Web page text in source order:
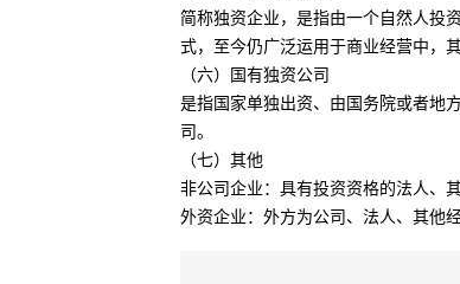
简称独资企业，是指由一个自然人投
式，至今仍广泛运用于商业经营中，
（六）国有独资公司
是指国家单独出资、由国务院或者地
司。
（七）其他
非公司企业：具有投资资格的法人、
外资企业：外方为公司、法人、其他